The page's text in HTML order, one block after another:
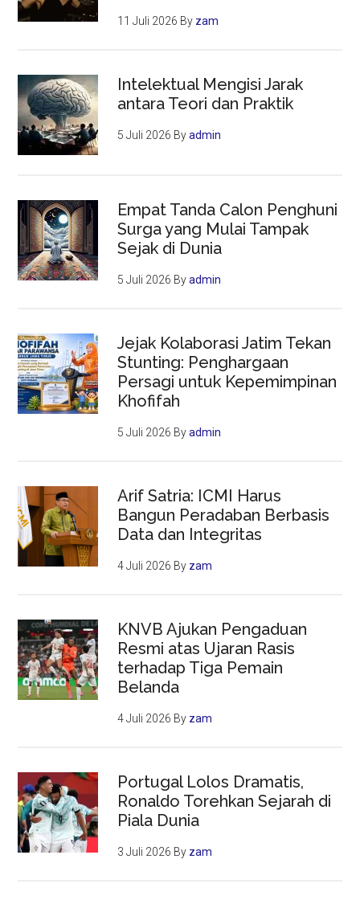
11 Juli 2026 By zam
Intelektual Mengisi Jarak
antara Teori dan Praktik
5 Juli 2026 Byadmin
Empat Tanda Calon Penghuni
Surga yang Mulai Tampak
Sejak di Dunia
5 Juli 2026 Byadmin
Jejak Kolaborasi Jatim Tekan
Stunting: Penghargaan
Persagi untuk Kepemimpinan
Khofifah
5 Juli 2026 Byadmin
Arif Satria: ICMI Harus
Bangun Peradaban Berbasis
Data dan Integritas
4 Juli 2026 By zam
KNVB Ajukan Pengaduan
Resmi atas Ujaran Rasis
terhadap Tiga Pemain
Belanda
4 Juli 2026 By zam
Portugal Lolos Dramatis,
Ronaldo Torehkan Sejarah di
Piala Dunia
3 Juli 2026 By zam